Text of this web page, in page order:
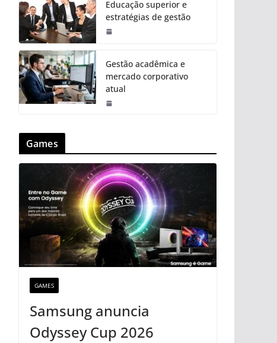
Educação superior e
estratégias de gestão
Gestão acadêmica e
mercado corporativo
atual
Games
GAMES
Samsung anuncia
Odyssey Cup 2026